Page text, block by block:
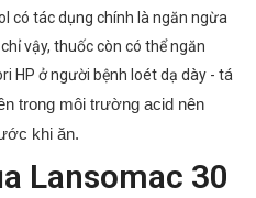
có tác dụng chính là ngăn ngừa
vậy, thuốc còn có thể ngăn
HP ở người bệnh loét dạ dày - tá
trong môi trường acid nên
khi ăn.
Lansomac 30